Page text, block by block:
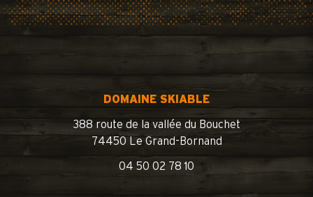
DOMAINE SKIABLE
388 route de la vallée du Bouchet
74450 Le Grand-Bornand
04 50 02 78 10